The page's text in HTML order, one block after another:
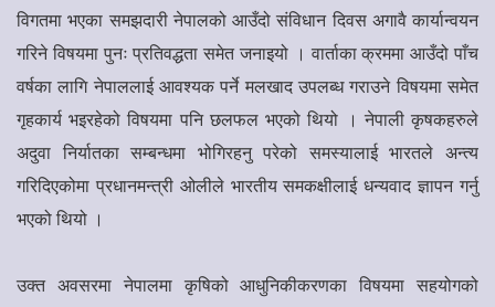
विगतमा भएका समझदारी नेपालको आउँदो संविधान दिवस अगावै कार्यान्वयन
गरिने विषयमा पुनः प्रतिवद्धता समेत जनाइयो । वार्ताका क्रममा आउँदो पाँच
वर्षका लागि नेपाललाई आवश्यक पर्ने मलखाद उपलब्ध गराउने विषयमा समेत
गृहकार्य भइरहेको विषयमा पनि छलफल भएको थियो । नेपाली कृषकहरुले
अदुवा निर्यातका सम्बन्धमा भोगिरहनु परेको समस्यालाई भारतले अन्त्य
गरिदिएकोमा प्रधानमन्त्री ओलीले भारतीय समकक्षीलाई धन्यवाद ज्ञापन गर्नु
भएको थियो ।
उक्त अवसरमा नेपालमा कृषिको आधुनिकीकरणका विषयमा सहयोगको